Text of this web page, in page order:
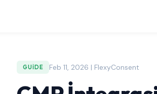
GUIDE Feb 11, 2026 | FlexyConsent